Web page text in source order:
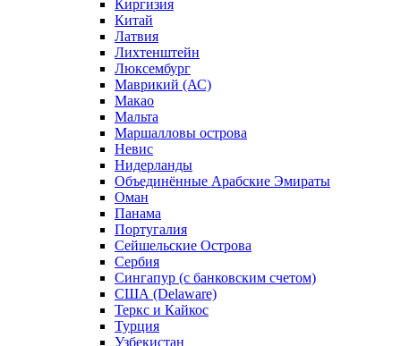
Киргизия
Китай
Латвия
Лихтенштейн
Люксембург
Маврикий (АС)
Макао
Мальта
Маршалловы острова
Нeвис
Нидерланды
Объединённые Арабские Эмираты
Оман
Панама
Португалия
Сейшельские Острова
Сербия
Сингапур (c банковским счетом)
США (Delaware)
Теркс и Кайкос
Турция
Узбекистан